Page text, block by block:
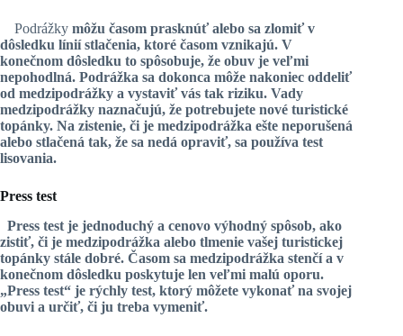
Podrážky môžu časom prasknúť alebo sa zlomiťv
dôsledku línií stlačenia, ktoré časom vznikajú. V
konečnom dôsledku to spôsobuje, že obuv je veľmi
nepohodlná. Podrážka sa dokonca môže nakoniec oddeliť
od medzipodrážky a vystaviť vás tak riziku. Vady
medzipodrážky naznačujú, že potrebujete nové turistické
topánky. Na zistenie, či je medzipodrážka ešte neporušená
alebo stlačená tak, že sa nedá opraviť, sa používa test
lisovania.
Press test
Press test je jednoduchý a cenovo výhodný spôsob, ako
zistiť, či je medzipodrážka alebo tlmenie vašej turistickej
topánky stále dobré. Časom sa medzipodrážka stenčí a v
konečnom dôsledku poskytuje len veľmi malú oporu.
„Press test“ je rýchly test, ktorý môžete vykonať na svojej
obuvi a určiť, či ju treba vymeniť.